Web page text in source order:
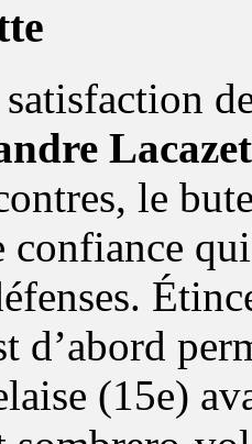
le
confiance
d’abord
(15e)